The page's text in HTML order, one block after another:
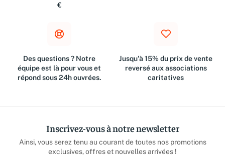
€
Des questions ? Notre
équipe est là pour vous et
répond sous 24h ouvrées.
Jusqu'à 15% du prix de vente
reversé aux associations
caritatives
Inscrivez-vous à notre newsletter
Ainsi, vous serez tenu au courant de toutes nos promotions
exclusives, offres et nouvelles arrivées !